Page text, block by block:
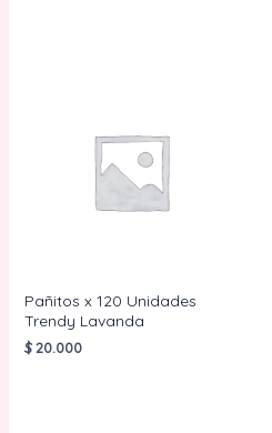
Pañitos x 120 Unidades
Trendy Lavanda
$20.000